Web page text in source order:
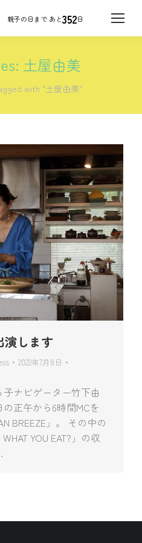
352日
土屋由美
with "土屋由美"
演します
2022年7月8日
ナビゲーター竹下由
正午から6時間MCを
BREEZE」。 その中の
YOU EAT?」の収